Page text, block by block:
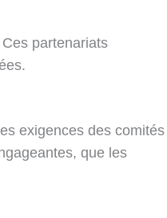
partenariats
exigences des comités
que les